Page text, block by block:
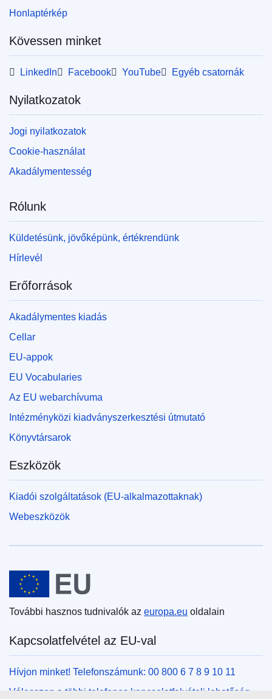
Honlaptérkép
Kövessen minket
LinkedIn Facebook YouTube Egyéb csatornák
Nyilatkozatok
Jogi nyilatkozatok
Cookie-használat
Akadálymentesség
Rólunk
Küldetésünk, jövőképünk, értékrendünk
Hírlevél
Erőforrások
Akadálymentes kiadás
Cellar
EU-appok
EU Vocabularies
Az EU webarchívuma
Intézményközi kiadványszerkesztési útmutató
Könyvtársarok
Eszközök
Kiadói szolgáltatások (EU-alkalmazottaknak)
Webeszközök
Európai Unió
További hasznos tudnivalók az europa.eu oldalain
Kapcsolatfelvétel az EU-val
Hívjon minket! Telefonszámunk: 00 800 6 7 8 9 10 11
Válasszon a többi telefonos kapcsolatfelvételi lehetőség